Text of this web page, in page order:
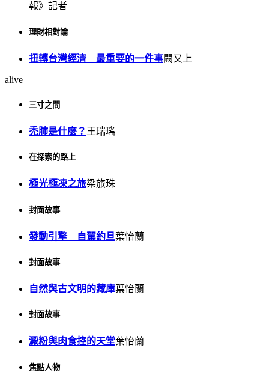
報》記者
理財相對論
扭轉台灣經濟 最重要的一件事闕又上
alive
三寸之間
禿肺是什麼？ 王瑞瑤
在探索的路上
極光極凍之旅梁旅珠
封面故事
發動引擎 自駕約旦葉怡蘭
封面故事
自然與古文明的藏庫葉怡蘭
封面故事
澱粉與肉食控的天堂葉怡蘭
焦點人物